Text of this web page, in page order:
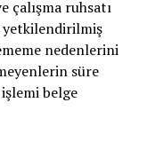
çalışma ruhsatı
yetkilendirilmiş
nedenlerini
süre
belge